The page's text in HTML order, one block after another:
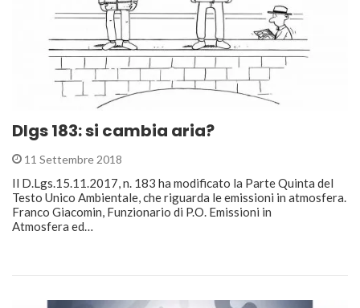
Dlgs 183: si cambia aria?
11 Settembre 2018
Il D.Lgs.15.11.2017, n. 183 ha modificato la Parte Quinta del
Testo Unico Ambientale, che riguarda le emissioni in atmosfera.
Franco Giacomin, Funzionario di P.O. Emissioni in
Atmosfera ed…